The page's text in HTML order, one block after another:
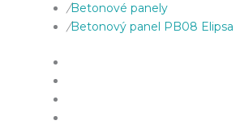
/Betonové panely
/Betonový panel PB08 Elipsa